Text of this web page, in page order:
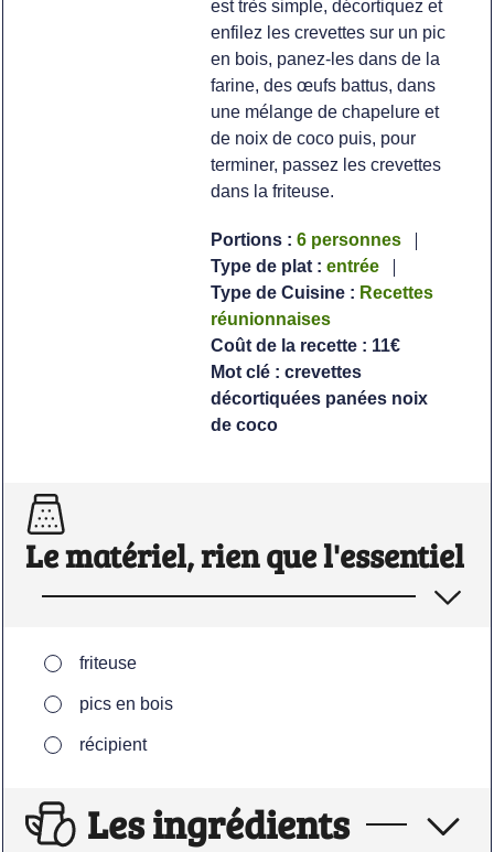
est très simple, décortiquez et
enfilez les crevettes sur un pic
en bois, panez-les dans de la
farine, des œufs battus, dans
une mélange de chapelure et
de noix de coco puis, pour
terminer, passez les crevettes
dans la friteuse.
Portions :6 personnes
Type de plat :entrée
Type de Cuisine : Recettes
réunionnaises
Coût de la recette : 11€
Mot clé :crevettes
décortiquées panées noix
de coco
Le matériel, rien que l'essentiel
▢
friteuse
▢
pics en bois
▢
récipient
Les ingrédients